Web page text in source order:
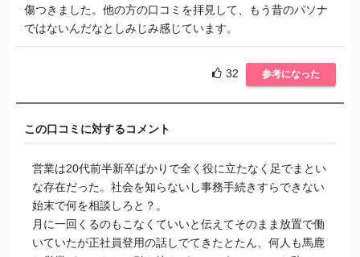
傷つきました。他の方の口コミを拝見して、もう昔のパソナ
ではないんだなとしみじみ感じています。
32 参考になった
この口コミに対するコメント
営業は20代前半新卒ばかりで全く役に立たなく足でまとい
な存在だった。社会を知らないし事務手続きすらできない
始末で何を相談しろと？。
月に一回くるのもこなくていいと伝えてそのまま放置で働
いていたが正社員登用の話しでてきたとたん、何人も馬鹿